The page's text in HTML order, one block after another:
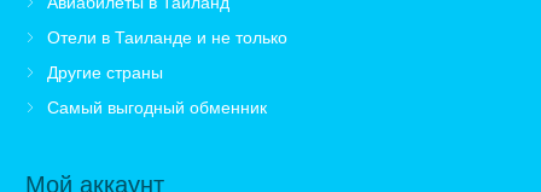
Отели в Таиланде и не только
Другие страны
Самый выгодный обменник
Мой аккаунт